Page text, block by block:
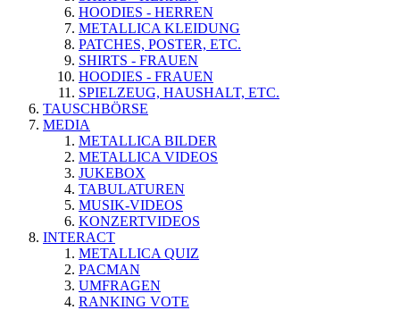
HOODIES - HERREN
METALLICA KLEIDUNG
PATCHES, POSTER, ETC.
SHIRTS - FRAUEN
HOODIES - FRAUEN
SPIELZEUG, HAUSHALT, ETC.
TAUSCHBÖRSE
MEDIA
METALLICA BILDER
METALLICA VIDEOS
JUKEBOX
TABULATUREN
MUSIK-VIDEOS
KONZERTVIDEOS
INTERACT
METALLICA QUIZ
PACMAN
UMFRAGEN
RANKING VOTE